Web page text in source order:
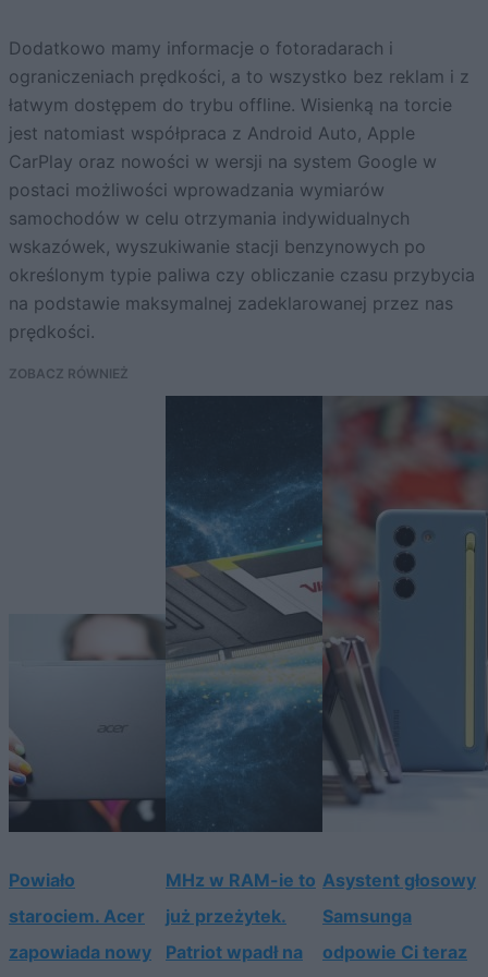
Dodatkowo mamy informacje o fotoradarach i
ograniczeniach prędkości, a to wszystko bez reklam i z
łatwym dostępem do trybu offline. Wisienką na torcie
jest natomiast współpraca z Android Auto, Apple
CarPlay oraz nowości w wersji na system Google w
postaci możliwości wprowadzania wymiarów
samochodów w celu otrzymania indywidualnych
wskazówek, wyszukiwanie stacji benzynowych po
określonym typie paliwa czy obliczanie czasu przybycia
na podstawie maksymalnej zadeklarowanej przez nas
prędkości.
ZOBACZ RÓWNIEŻ
Powiało
starociem. Acer
zapowiada nowy
MHz w RAM-ie to
już przeżytek.
Patriot wpadł na
Asystent głosowy
Samsunga
odpowie Ci teraz